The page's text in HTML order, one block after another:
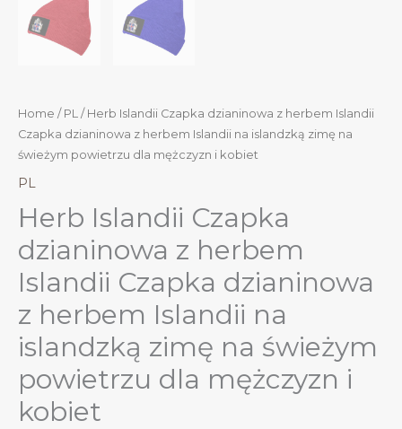
Home / PL / Herb Islandii Czapka dzianinowa z herbem Islandii
Czapka dzianinowa z herbem Islandii na islandzką zimę na
świeżym powietrzu dla mężczyzn i kobiet
PL
Herb Islandii Czapka
dzianinowa z herbem
Islandii Czapka dzianinowa
z herbem Islandii na
islandzką zimę na świeżym
powietrzu dla mężczyzn i
kobiet